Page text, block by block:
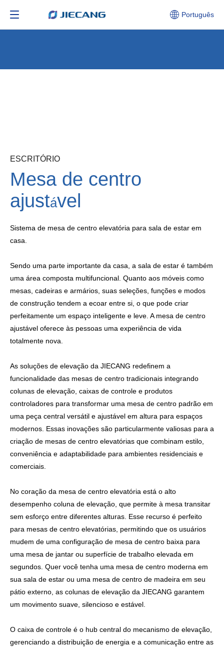
Português
ESCRITÓRIO
Mesa de centro
ajustável
Sistema de mesa de centro elevatória para sala de estar em
casa.
Sendo uma parte importante da casa, a sala de estar é também
uma área composta multifuncional. Quanto aos móveis como
mesas, cadeiras e armários, suas seleções, funções e modos
de construção tendem a ecoar entre si, o que pode criar
perfeitamente um espaço inteligente e leve. A mesa de centro
ajustável oferece às pessoas uma experiência de vida
totalmente nova.
As soluções de elevação da JIECANG redefinem a
funcionalidade das mesas de centro tradicionais integrando
colunas de elevação, caixas de controle e produtos
controladores para transformar uma mesa de centro padrão em
uma peça central versátil e ajustável em altura para espaços
modernos. Essas inovações são particularmente valiosas para a
criação de mesas de centro elevatórias que combinam estilo,
conveniência e adaptabilidade para ambientes residenciais e
comerciais.
No coração da mesa de centro elevatória está o alto
desempenho coluna de elevação , que permite à mesa transitar
sem esforço entre diferentes alturas. Esse recurso é perfeito
para mesas de centro elevatórias, permitindo que os usuários
mudem de uma configuração de mesa de centro baixa para
uma mesa de jantar ou superfície de trabalho elevada em
segundos. Quer você tenha uma mesa de centro moderna em
sua sala de estar ou uma mesa de centro de madeira em seu
pátio externo, as colunas de elevação da JIECANG garantem
um movimento suave, silencioso e estável.
O caixa de controle é o hub central do mecanismo de elevação,
gerenciando a distribuição de energia e a comunicação entre as